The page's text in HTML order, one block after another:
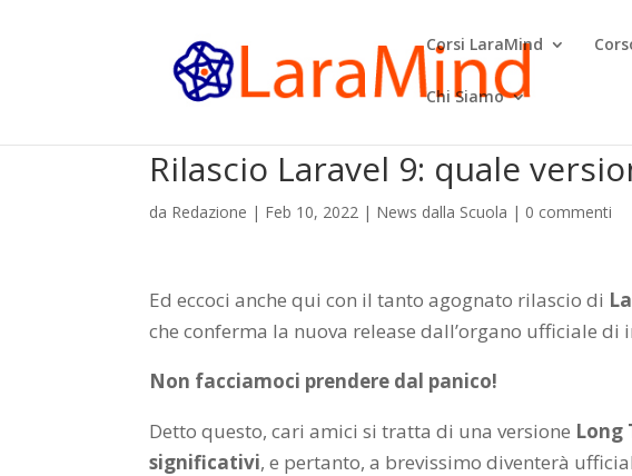
Corsi LaraMind
Chi Siamo
Rilascio Laravel 9: quale
da Redazione | Feb 10, 2022 | News dalla Scuola | 0 commenti
Ed eccoci anche qui con il tanto agognato rilascio di
che conferma la nuova release dall’organo ufficiale di
Non facciamoci prendere dal panico!
Detto questo, cari amici si tratta di una versione Long
significativi, e pertanto, a brevissimo diventerà